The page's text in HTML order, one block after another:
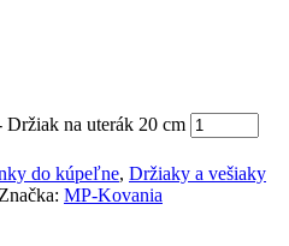
na uterák 20 cm
do kúpeľne, Držiaky a vešiaky
Značka: MP-Kovania